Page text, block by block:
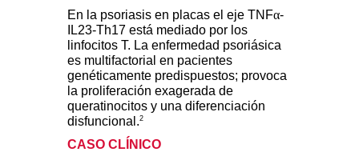
En la psoriasis en placas el eje TNFα-
IL23-Th17 está mediado por los
linfocitos T. La enfermedad psoriásica
es multifactorial en pacientes
genéticamente predispuestos; provoca
la proliferación exagerada de
queratinocitos y una diferenciación
disfuncional.2
CASO CLÍNICO